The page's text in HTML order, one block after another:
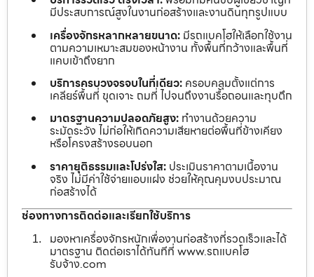
มีประสบการณ์สูงในงานก่อสร้างและงานดินทุกรูปแบบ
เครื่องจักรหลากหลายขนาด: มีรถแบคโฮให้เลือกใช้งาน
ตามความเหมาะสมของหน้างาน ทั้งพื้นที่กว้างและพื้นที่
แคบเข้าถึงยาก
บริการครบวงจรจบในที่เดียว: ครอบคลุมตั้งแต่การ
เคลียร์พื้นที่ ขุดเจาะ ถมที่ ไปจนถึงงานรื้อถอนและทุบตึก
มาตรฐานความปลอดภัยสูง: ทำงานด้วยความ
ระมัดระวัง ไม่ก่อให้เกิดความเสียหายต่อพื้นที่ข้างเคียง
หรือโครงสร้างรอบนอก
ราคายุติธรรมและโปร่งใส: ประเมินราคาตามเนื้องาน
จริง ไม่มีค่าใช้จ่ายแอบแฝง ช่วยให้คุณคุมงบประมาณ
ก่อสร้างได้
ช่องทางการติดต่อและเรียกใช้บริการ
มองหาเครื่องจักรหนักเพื่องานก่อสร้างที่รวดเร็วและได้
มาตรฐาน ติดต่อเราได้ทันทีที่ www.รถแบคโฮ
รับจ้าง.com